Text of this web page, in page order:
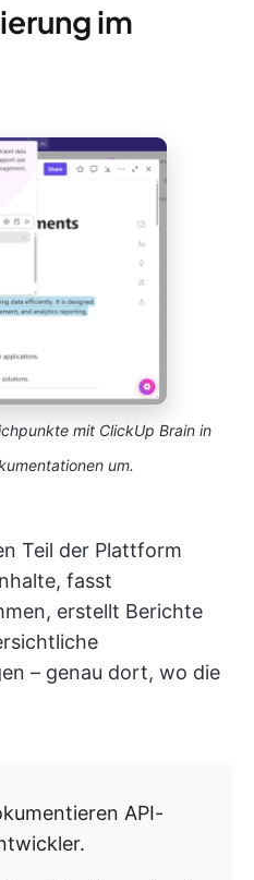
im
mit ClickUp Brain in
um.
Teil der Plattform
fasst
erstellt Berichte
– genau dort, wo die
API-